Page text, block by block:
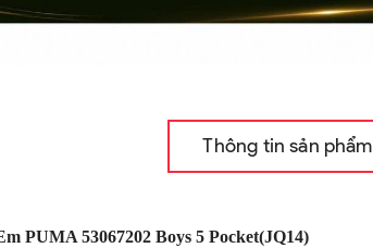
Thông tin sản phẩm
PUMA 53067202 Boys 5 Pocket(JQ14)